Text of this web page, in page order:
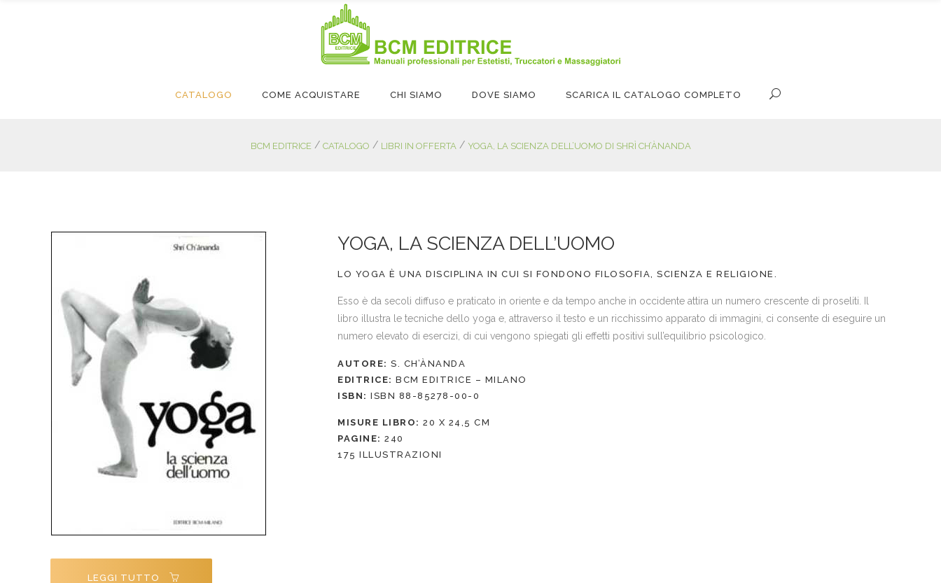
CATALOGO COME ACQUISTARE CHI SIAMO DOVE SIAMO SCARICA IL CATALOGO COMPLETO
BCM EDITRICE / CATALOGO / LIBRI IN OFFERTA / YOGA, LA SCIENZA DELL’UOMO DI SHRÌ CH’ÀNANDA
LEGGI TUTTO
YOGA, LA SCIENZA DELL’UOMO
LO YOGA È UNA DISCIPLINA IN CUI SI FONDONO FILOSOFIA, SCIENZA E RELIGIONE.
Esso è da secoli diffuso e praticato in oriente e da tempo anche in occidente attira un numero crescente di proseliti. Il
libro illustra le tecniche dello yoga e, attraverso il testo e un ricchissimo apparato di immagini, ci consente di eseguire un
numero elevato di esercizi, di cui vengono spiegati gli effetti positivi sull’equilibrio psicologico.
AUTORE: S. CH’ÀNANDA
EDITRICE: BCM EDITRICE – MILANO
ISBN: ISBN 88-85278-00-0
MISURE LIBRO: 20 X 24,5 CM
PAGINE: 240
175 ILLUSTRAZIONI